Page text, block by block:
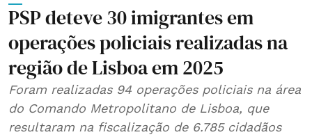
PSP deteve 30 imigrantes em
operações policiais realizadas na
região de Lisboa em 2025
Foram realizadas 94 operações policiais na área
do Comando Metropolitano de Lisboa, que
resultaram na fiscalização de 6.785 cidadãos